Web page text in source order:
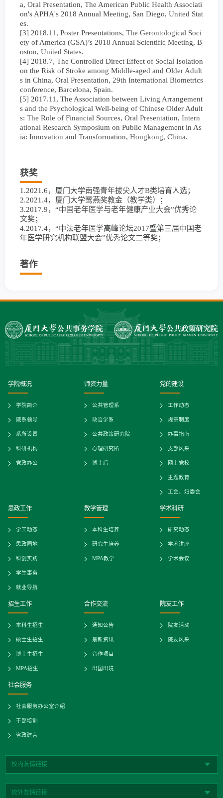
a, Oral Presentation, The American Public Health Associati
on's APHA's 2018 Annual Meeting, San Diego, United Stat
es.
[3] 2018.11, Poster Presentations, The Gerontological Soci
ety of America (GSA)’s 2018 Annual Scientific Meeting, B
oston, United States.
[4] 2018.7, The Controlled Direct Effect of Social Isolation
on the Risk of Stroke among Middle-aged and Older Adult
s in China, Oral Presentation, 29th International Biometrics
conference, Barcelona, Spain.
[5] 2017.11, The Association between Living Arrangement
s and the Psychological Well-being of Chinese Older Adult
s: The Role of Financial Sources, Oral Presentation, Intern
ational Research Symposium on Public Management in As
ia: Innovation and Transformation, Hongkong, China.
获奖
1.2021.6，厦门大学南强青年拔尖人才B类培育人选；
2.2021.4，厦门大学鹭燕奖教金（教学类）；
3.2017.9，“中国老年医学与老年健康产业大会”优秀论
文奖；
4.2017.4，“中法老年医学高峰论坛2017暨第三届中国老
年医学研究机构联盟大会”优秀论文二等奖；
著作
学院概况
学院简介
院系领导
系所设置
科研机构
党政办公
师资力量
公共管理系
政治学系
公共政策研究院
心理研究所
博士后
党的建设
工作动态
规章制度
办事指南
支部风采
网上党校
主题教育
工会、妇委会
思政工作
学工动态
思政园地
科创实践
学生事务
就业导航
教学管理
本科生培养
研究生培养
MPA教学
学术科研
研究动态
学术讲座
学术会议
招生工作
本科生招生
硕士生招生
博士生招生
MPA招生
合作交流
通知公告
最新资讯
合作项目
出国出境
院友工作
院友活动
院友风采
社会服务
社会服务办公室介绍
干部培训
咨政建言
校内友情链接
校外友情链接